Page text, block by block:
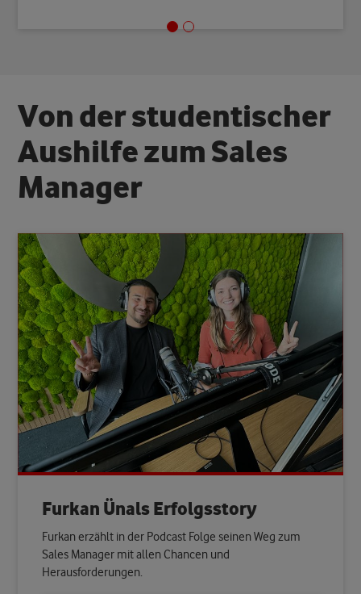
Von derstudentischer
Aushilfezum Sales
Manager
Furkan Ünals Erfolgsstory
Furkan erzählt in der Podcast Folge seinen Weg zum
Sales Manager mit allen Chancen und
Herausforderungen.